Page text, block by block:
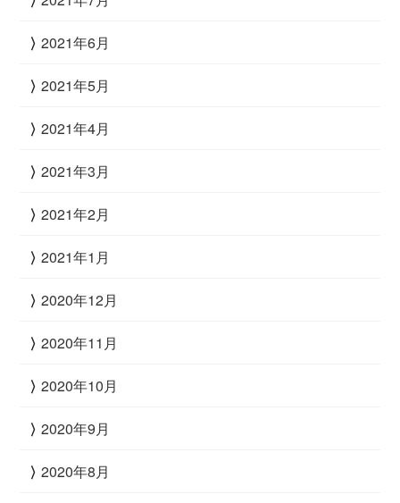
2021年6月
2021年5月
2021年4月
2021年3月
2021年2月
2021年1月
2020年12月
2020年11月
2020年10月
2020年9月
2020年8月